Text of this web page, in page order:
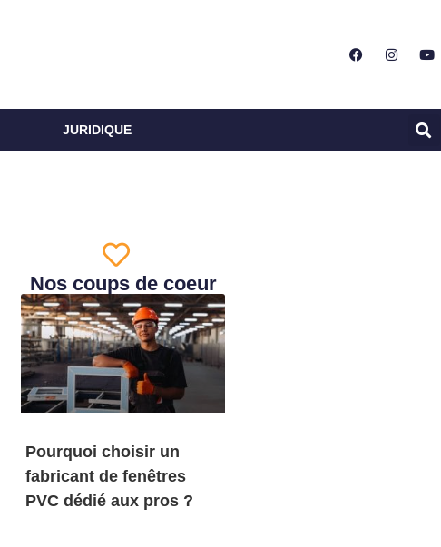
JURIDIQUE
Nos coups de coeur
Pourquoi choisir un
fabricant de fenêtres
PVC dédié aux pros ?